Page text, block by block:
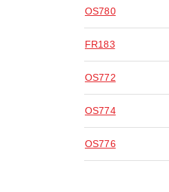
OS780
FR183
OS772
OS774
OS776